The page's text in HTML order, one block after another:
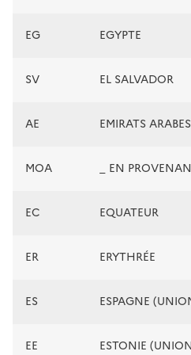
EG EGYPTE
SV EL SALVADOR
AE EMIRATS
MOA _ EN
EC EQUATEUR
ER ERYTHRÉE
ES ESPAGNE
EE ESTONIE